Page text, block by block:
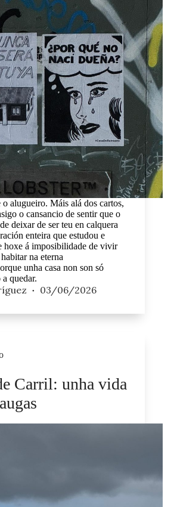
alugueiro. Máis alá dos cartos,
o cansancio de sentir que o
deixar de ser teu en calquera
enteira que estudou e
hoxe á imposibilidade de vivir
na eterna
unha casa non son só
quedar.
03/06/2026
Carril: unha vida